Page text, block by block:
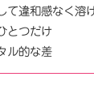
て違和感なく溶
とつだけ
ル的な差